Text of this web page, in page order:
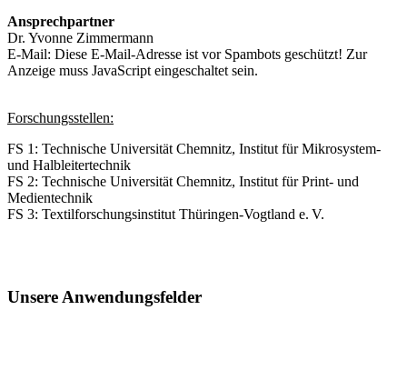
Ansprechpartner
Dr. Yvonne Zimmermann
E-Mail: Diese E-Mail-Adresse ist vor Spambots geschützt! Zur
Anzeige muss JavaScript eingeschaltet sein.
Forschungsstellen:
FS 1: Technische Universität Chemnitz, Institut für Mikrosystem-
und Halbleitertechnik
FS 2: Technische Universität Chemnitz, Institut für Print- und
Medientechnik
FS 3: Textilforschungsinstitut Thüringen-Vogtland e. V.
Unsere Anwendungsfelder